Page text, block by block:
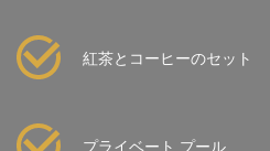
紅茶とコーヒーのセット
プライベート プール